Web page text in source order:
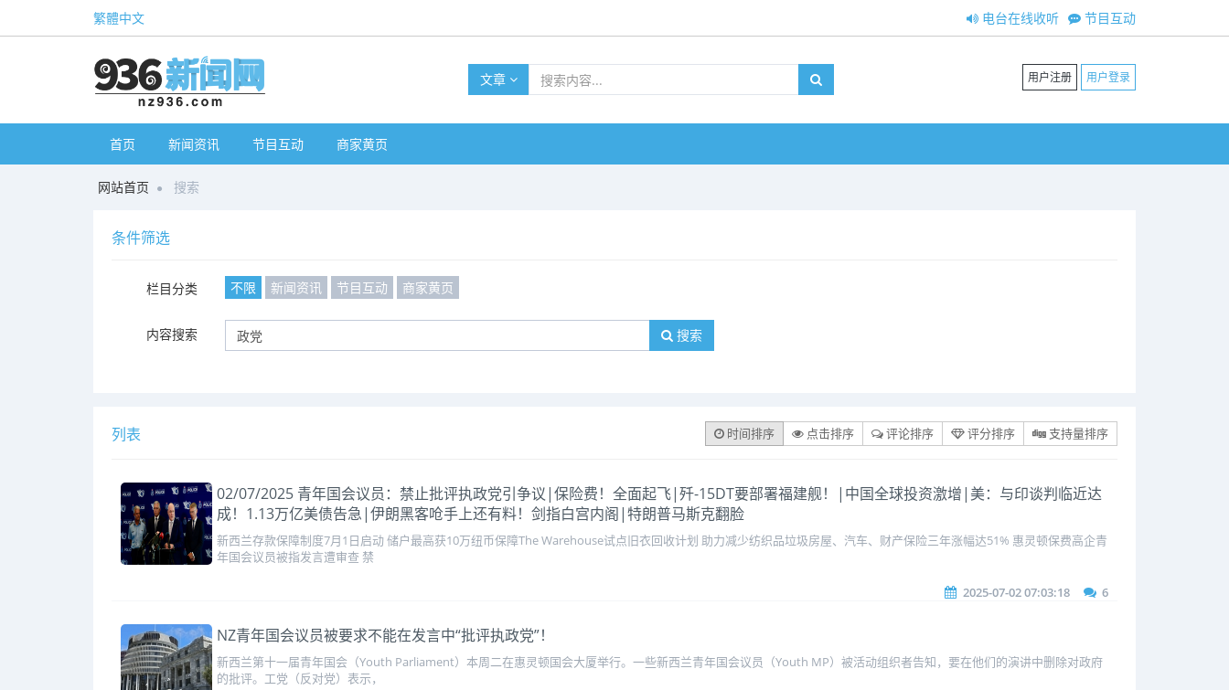
繁體中文 节目互动
电台在线收听
文章 用户注册 用户登录
首页 新闻资讯 节目互动 商家黄页
网站首页 搜索
条件筛选
栏目分类 不限 新闻资讯 节目互动 商家黄页
内容搜索 搜索
列表 时间排序 点击排序 评论排序 评分排序 支持量排序
02/07/2025 青年国会议员：禁止批评执政党引争议|保险费！全面起飞|歼-15DT要部署福建舰！|中国全球投资激增|美：与印谈判临近达
成！1.13万亿美债告急|伊朗黑客呛手上还有料！剑指白宫内阁|特朗普马斯克翻脸
新西兰存款保障制度7月1日启动 储户最高获10万纽币保障The Warehouse试点旧衣回收计划 助力减少纺织品垃圾房屋、汽车、财产保险三年涨幅达51% 惠灵顿保费高企青
年国会议员被指发言遭审查 禁
2025-07-02 07:03:18 6
NZ青年国会议员被要求不能在发言中“批评执政党”！
新西兰第十一届青年国会（Youth Parliament）本周二在惠灵顿国会大厦举行。一些新西兰青年国会议员（Youth MP）被活动组织者告知，要在他们的演讲中删除对政府
的批评。工党（反对党）表示，